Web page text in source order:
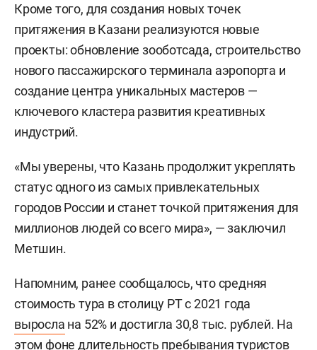
Кроме того, для создания новых точек
притяжения в Казани реализуются новые
проекты: обновление зооботсада, строительство
нового пассажирского терминала аэропорта и
создание центра уникальных мастеров —
ключевого кластера развития креативных
индустрий.
«Мы уверены, что Казань продолжит укреплять
статус одного из самых привлекательных
городов России и станет точкой притяжения для
миллионов людей со всего мира», — заключил
Метшин.
Напомним, ранее сообщалось, что средняя
стоимость тура в столицу РТ с 2021 года
выросла на 52% и достигла 30,8 тыс. рублей. На
этом фоне длительность пребывания туристов